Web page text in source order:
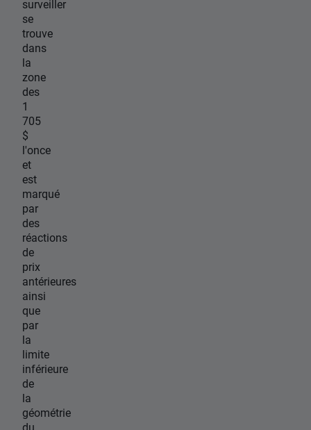
surveiller
se
trouve
dans
la
zone
des
1
705
$
l'once
et
est
marqué
par
des
réactions
de
prix
antérieures
ainsi
que
par
la
limite
inférieure
de
la
géométrie
du